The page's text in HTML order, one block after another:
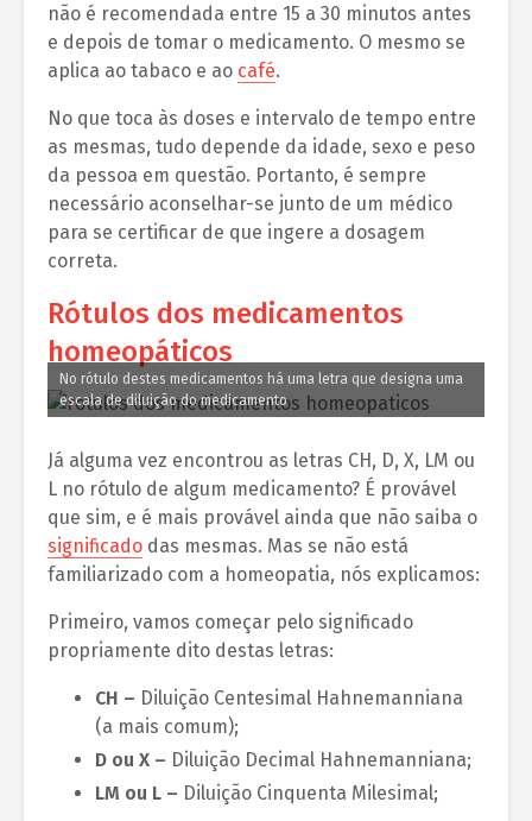
não é recomendada entre 15 a 30 minutos antes
e depois de tomar o medicamento. O mesmo se
aplica ao tabaco e ao café.
No que toca às doses e intervalo de tempo entre
as mesmas, tudo depende da idade, sexo e peso
da pessoa em questão. Portanto, é sempre
necessário aconselhar-se junto de um médico
para se certificar de que ingere a dosagem
correta.
Rótulos dos medicamentos
homeopáticos
No rótulo destes medicamentos há uma letra que designa uma
escala de diluição do medicamento
Já alguma vez encontrou as letras CH, D, X, LM ou
L no rótulo de algum medicamento? É provável
que sim, e é mais provável ainda que não saiba o
significado das mesmas. Mas se não está
familiarizado com a homeopatia, nós explicamos:
Primeiro, vamos começar pelo significado
propriamente dito destas letras:
CH – Diluição Centesimal Hahnemanniana
(a mais comum);
D ou X – Diluição Decimal Hahnemanniana;
LM ou L – Diluição Cinquenta Milesimal;